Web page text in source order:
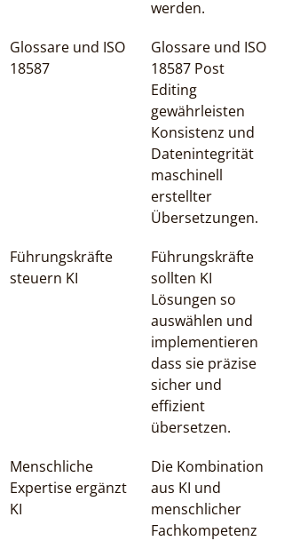
werden.
Glossare und ISO
18587
Glossare und ISO
18587 Post
Editing
gewährleisten
Konsistenz und
Datenintegrität
maschinell
erstellter
Übersetzungen.
Führungskräfte
steuern KI
Führungskräfte
sollten KI
Lösungen so
auswählen und
implementieren
dass sie präzise
sicher und
effizient
übersetzen.
Menschliche
Expertise ergänzt
KI
Die Kombination
aus KI und
menschlicher
Fachkompetenz